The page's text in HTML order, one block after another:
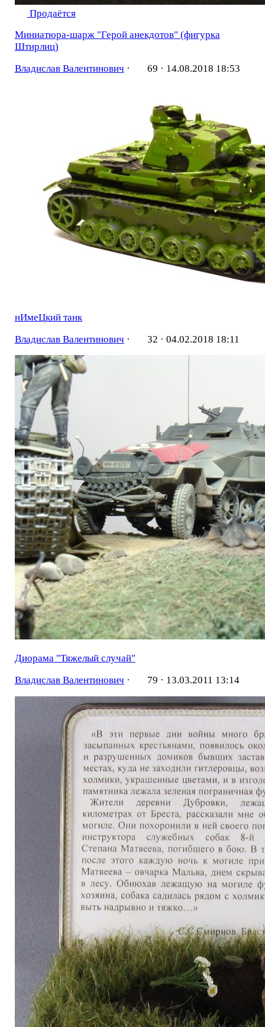
Продаётся
Миниатюра-шарж "Герой анекдотов" (фигурка
Штирлиц)
Владислав Валентинович · 69 · 14.08.2018 18:53
нИмеЦкий танк
Владислав Валентинович · 32 · 04.02.2018 18:11
Диорама "Тяжелый случай"
Владислав Валентинович · 79 · 13.03.2011 13:14